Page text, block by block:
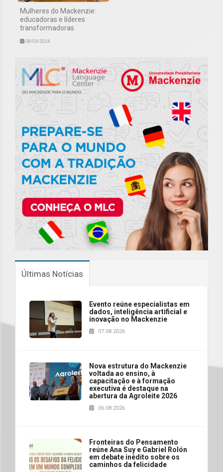
Mulheres do Mackenzie:
educadoras e líderes
transformadoras
08/03/2024
Últimas Notícias
Evento reúne especialistas em
dados, inteligência artificial e
inovação no Mackenzie
07.08.2026
Nova estrutura do Mackenzie
voltada ao ensino, à
capacitação e à formação
executiva é destaque na
abertura da Agroleite 2026
06.08.2026
Fronteiras do Pensamento
reúne Ana Suy e Gabriel Rolón
em debate inédito sobre os
caminhos da felicidade